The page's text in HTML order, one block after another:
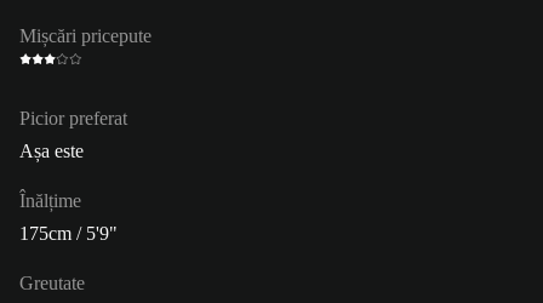
Mișcări pricepute
Picior preferat
Așa este
Înălțime
175cm / 5'9"
Greutate